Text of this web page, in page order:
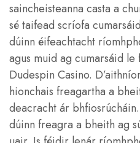
saincheisteanna casta a
sé taifead scríofa
dúinn éifeachtacht
agus muid ag cumarsáid
Dudespin Casino.
hionchais freagartha a
deacracht ár
dúinn freagra a bheith ag